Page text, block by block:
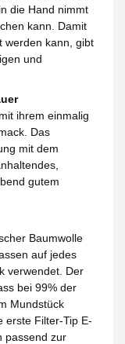
die Hand nimmt
kann. Damit
werden kann, gibt
und
ihrem einmalig
Das
mit dem
gutem
Baumwolle
auf jedes
verwendet. Der
bei 99% der
Mundstück
erste Filter-Tip E-
passend zur